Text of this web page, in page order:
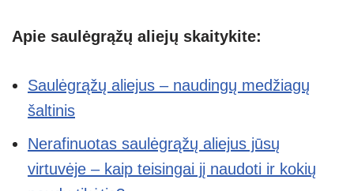
Apie saulėgrąžų aliejų skaitykite:
Saulėgrąžų aliejus – naudingų medžiagų
šaltinis
Nerafinuotas saulėgrąžų aliejus jūsų
virtuvėje – kaip teisingai jį naudoti ir kokių